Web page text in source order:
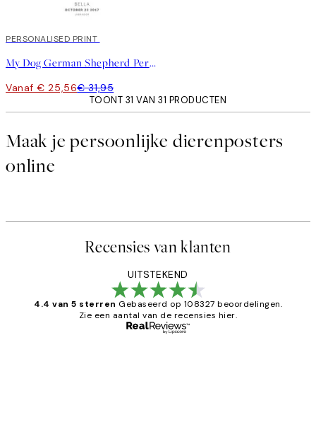
20%*
PERSONALISED PRINT
My Dog German Shepherd Personal Poster
Vanaf € 25,56€ 31,95
TOONT 31 VAN 31 PRODUCTEN
Maak je persoonlijke dierenposters
online
Recensies van klanten
UITSTEKEND
4.4 van 5 sterren Gebaseerd op 108327 beoordelingen.
Zie een aantal van de recensies hier.